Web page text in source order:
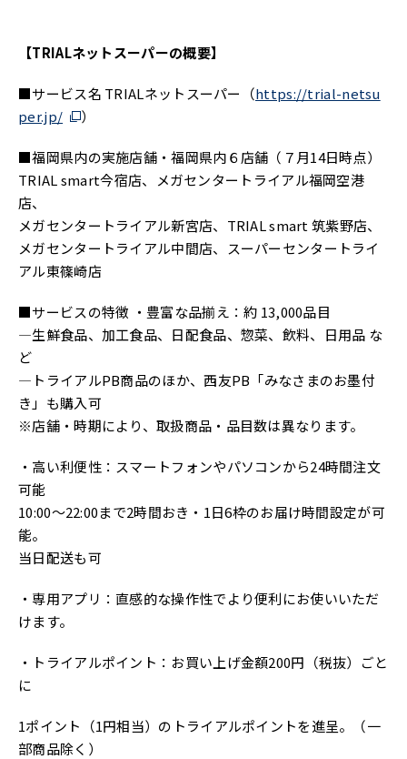
【TRIALネットスーパーの概要】
■サービス名 TRIALネットスーパー（https://trial-netsu
per.jp/
）
■福岡県内の実施店舗・福岡県内６店舗（７月14日時点）
TRIAL smart今宿店、メガセンタートライアル福岡空港
店、
メガセンタートライアル新宮店、TRIAL smart 筑紫野店、
メガセンタートライアル中間店、スーパーセンタートライ
アル東篠崎店
■サービスの特徴 ・豊富な品揃え：約 13,000品目
―生鮮食品、加工食品、日配食品、惣菜、飲料、日用品 な
ど
―トライアルPB商品のほか、西友PB「みなさまのお墨付
き」も購入可
※店舗・時期により、取扱商品・品目数は異なります。
・高い利便性：スマートフォンやパソコンから24時間注文
可能
10:00～22:00まで2時間おき・1日6枠のお届け時間設定が可
能。
当日配送も可
・専用アプリ：直感的な操作性でより便利にお使いいただ
けます。
・トライアルポイント：お買い上げ金額200円（税抜）ごと
に
1ポイント（1円相当）のトライアルポイントを進呈。（一
部商品除く）